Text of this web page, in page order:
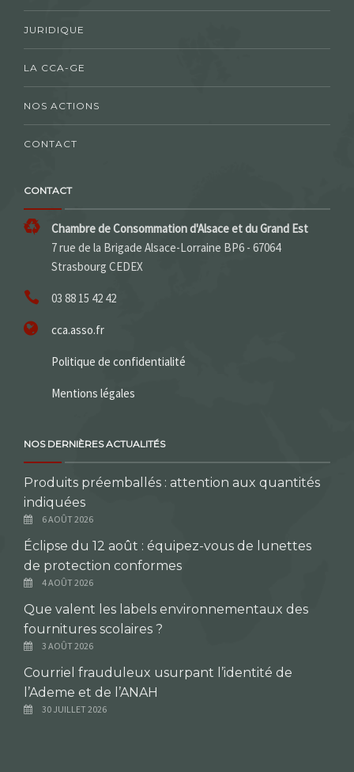
JURIDIQUE
LA CCA-GE
NOS ACTIONS
CONTACT
CONTACT
Chambre de Consommation d'Alsace et du Grand Est
7 rue de la Brigade Alsace-Lorraine BP6 - 67064
Strasbourg CEDEX
03 88 15 42 42
cca.asso.fr
Politique de confidentialité
Mentions légales
NOS DERNIÈRES ACTUALITÉS
Produits préemballés : attention aux quantités
indiquées
6 AOÛT 2026
Éclipse du 12 août : équipez-vous de lunettes
de protection conformes
4 AOÛT 2026
Que valent les labels environnementaux des
fournitures scolaires ?
3 AOÛT 2026
Courriel frauduleux usurpant l’identité de
l’Ademe et de l’ANAH
30 JUILLET 2026